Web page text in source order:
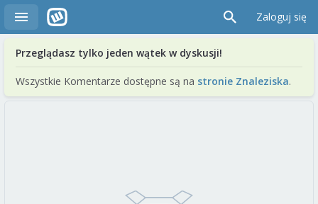
Zaloguj się
Przeglądasz tylko jeden wątek w dyskusji!
Wszystkie Komentarze dostępne są na stronie Znaleziska.